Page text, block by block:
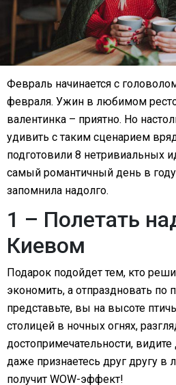
Февраль начинается с
февраля. Ужин в любимом
валентинка – приятно. Но
удивить с таким сценарием
подготовили 8 нетривиальных
самый романтичный день в
запомнила надолго.
1 – Полетать
Киевом
Подарок подойдет тем, кто
экономить, а отпраздновать по
представьте, вы на высоте
столицей в ночных огнях,
достопримечательности,
даже признаетесь друг другу в
получит WOW-эффект!